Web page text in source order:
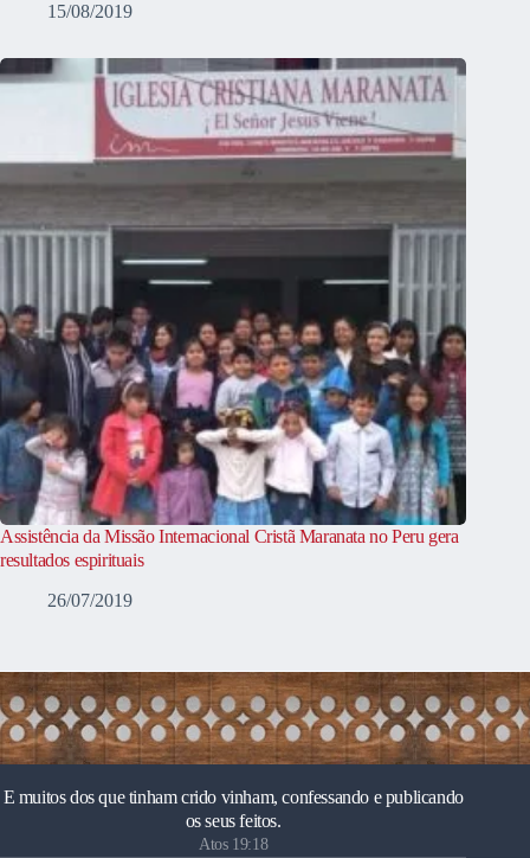
15/08/2019
Assistência da Missão Internacional Cristã Maranata no Peru gera
resultados espirituais
26/07/2019
E muitos dos que tinham crido vinham, confessando e publicando
os seus feitos.
Atos 19:18